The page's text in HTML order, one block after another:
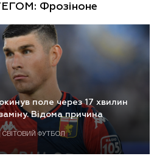
Фрозіноне
поле через 17 хвилин
Відома причина
| СВІТОВИЙ ФУТБОЛ